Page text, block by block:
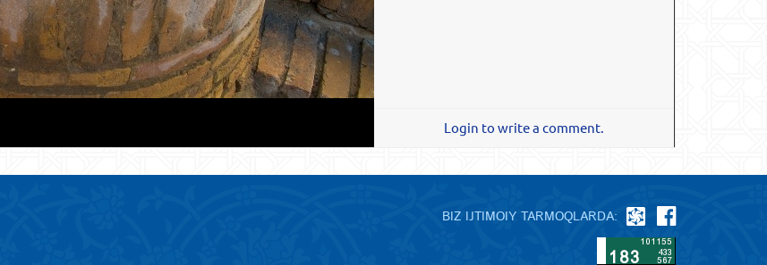
Login to write a comment.
BIZ IJTIMOIY TARMOQLARDA: